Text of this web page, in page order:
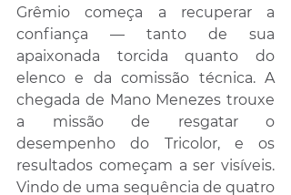
Grêmio começa a recuperar a
confiança — tanto de sua
apaixonada torcida quanto do
elenco e da comissão técnica. A
chegada de Mano Menezes trouxe
a missão de resgatar o
desempenho do Tricolor, e os
resultados começam a ser visíveis.
Vindo de uma sequência de quatro